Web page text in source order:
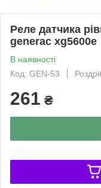
Реле датчика
generac xg5600e
В наявності
Код: GEN-53
261 ₴